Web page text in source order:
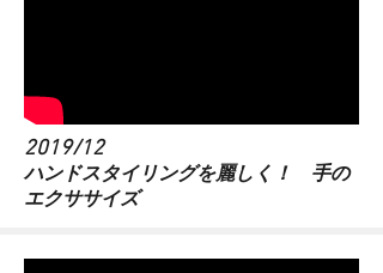
2019/12
​ハンドスタイリングを麗しく！ 手の
エクササイズ